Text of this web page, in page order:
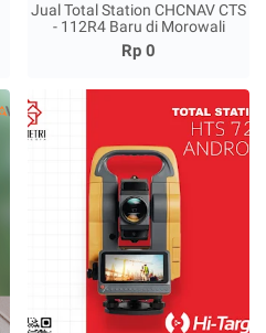
Jual Total Station CHCNAV CTS
- 112R4 Baru di Morowali
Rp 0